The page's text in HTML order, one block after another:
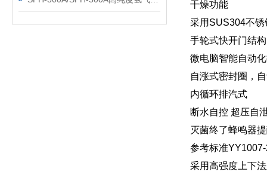
干燥功能
采用SUS304不锈
手轮式快开门结构
微电脑智能自动
自涨式密封圈，
内循环排汽式
断水自控 超压自
灭菌终了蜂鸣器
参考标准
采用高强度上下